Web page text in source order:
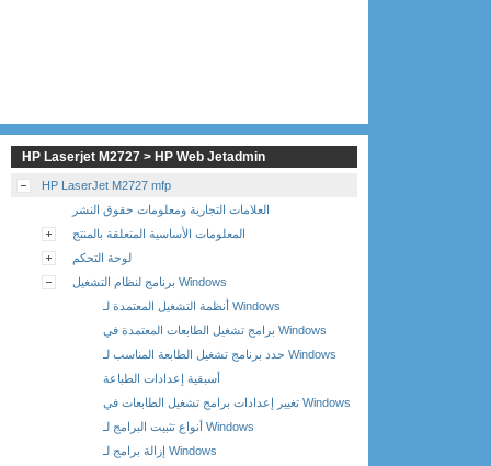
HP Laserjet M2727 > HP Web Jetadmin
HP LaserJet M2727 mfp
العلامات التجارية ومعلومات حقوق النشر
المعلومات الأساسية المتعلقة بالمنتج
لوحة التحكم
برنامج لنظام التشغيل Windows
أنظمة التشغيل المعتمدة لـ Windows
برامج تشغيل الطابعات المعتمدة في Windows
حدد برنامج تشغيل الطابعة المناسب لـ Windows
أسبقية إعدادات الطباعة
تغيير إعدادات برامج تشغيل الطابعات في Windows
أنواع تثبيت البرامج لـ Windows
إزالة برامج لـ Windows